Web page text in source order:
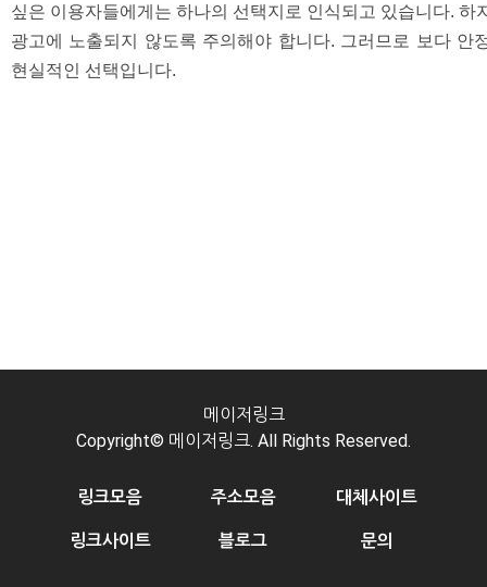
싶은 이용자들에게는 하나의 선택지로 인식되고 있습니다.
광고에 노출되지 않도록 주의해야 합니다. 그러므로 보다
현실적인 선택입니다.
메이저링크
Copyright© 메이저링크. All Rights Reserved.
링크모음 주소모음 대체사이트
링크사이트 블로그 문의